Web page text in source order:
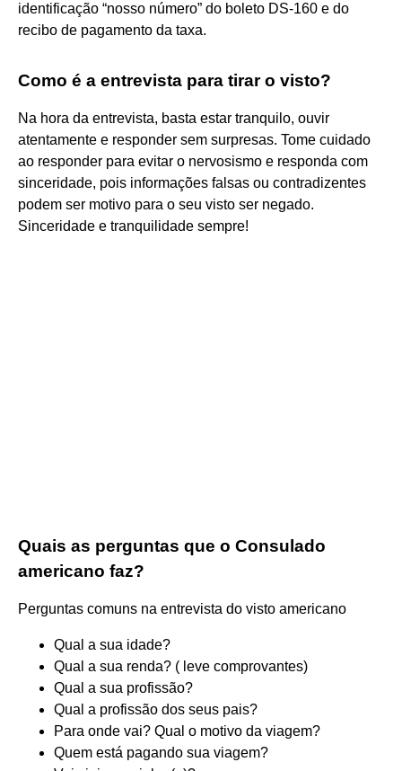
identificação “nosso número” do boleto DS-160 e do
recibo de pagamento da taxa.
Como é a entrevista para tirar o visto?
Na hora da entrevista, basta estar tranquilo, ouvir
atentamente e responder sem surpresas. Tome cuidado
ao responder para evitar o nervosismo e responda com
sinceridade, pois informações falsas ou contradizentes
podem ser motivo para o seu visto ser negado.
Sinceridade e tranquilidade sempre!
Quais as perguntas que o Consulado
americano faz?
Perguntas comuns na entrevista do visto americano
Qual a sua idade?
Qual a sua renda? ( leve comprovantes)
Qual a sua profissão?
Qual a profissão dos seus pais?
Para onde vai? Qual o motivo da viagem?
Quem está pagando sua viagem?